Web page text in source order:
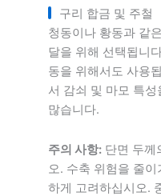
구리 합금 및 주철
청동이나 황동과 같
달을 위해 선택됩니
동을 위해서도 사용
서 감쇠 및 마모 특
많습니다.
주의 사항: 단면 두께
오. 수축 위험을 줄
하게 고려하십시오.